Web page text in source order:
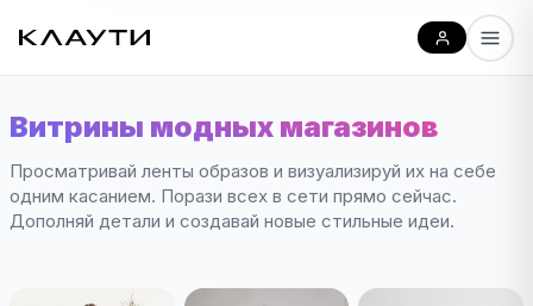
Витрины модных магазинов
Просматривай ленты образов и визуализируй их на себе
одним касанием. Порази всех в сети прямо сейчас.
Дополняй детали и создавай новые стильные идеи.